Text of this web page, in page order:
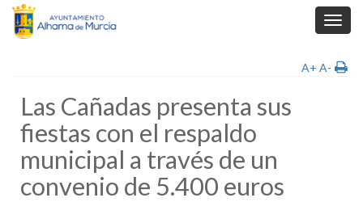
A+ A-
Las Cañadas presenta sus
fiestas con el respaldo
municipal a través de un
convenio de 5.400 euros